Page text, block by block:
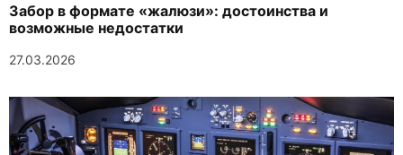
Забор в формате «жалюзи»: достоинства и
возможные недостатки
27.03.2026